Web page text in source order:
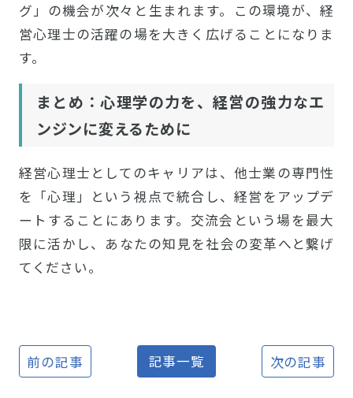
グ」の機会が次々と生まれます。この環境が、経
営心理士の活躍の場を大きく広げることになりま
す。
まとめ：心理学の力を、経営の強力なエ
ンジンに変えるために
経営心理士としてのキャリアは、他士業の専門性
を「心理」という視点で統合し、経営をアップデ
ートすることにあります。交流会という場を最大
限に活かし、あなたの知見を社会の変革へと繋げ
てください。
前の記事 記事一覧 次の記事